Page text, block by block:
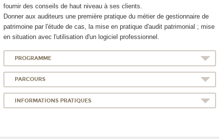
fournir des conseils de haut niveau à ses clients.
Donner aux auditeurs une première pratique du métier de gestionnaire de
patrimoine par l'étude de cas, la mise en pratique d'audit patrimonial ; mise
en situation avec l'utilisation d'un logiciel professionnel.
PROGRAMME
PARCOURS
INFORMATIONS PRATIQUES